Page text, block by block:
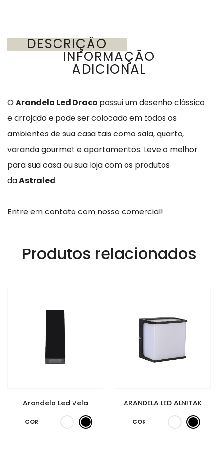
DESCRIÇÃO
INFORMAÇÃO
ADICIONAL
OArandela Led Draco possui um desenho clássico
e arrojado e pode ser colocado em todos os
ambientes de sua casa tais como sala, quarto,
varanda gourmet e apartamentos. Leve o melhor
para sua casa ou sua loja com os produtos
daAstraled.
Entre em contato com nosso comercial!
Produtos relacionados
Arandela Led Vela
COR
ARANDELA LED ALNITAK
COR